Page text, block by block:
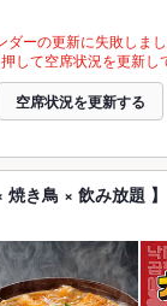
ダーの更新に失敗しまし
して空席状況を更新し
空席状況を更新する
き鳥 × 飲み放題 】